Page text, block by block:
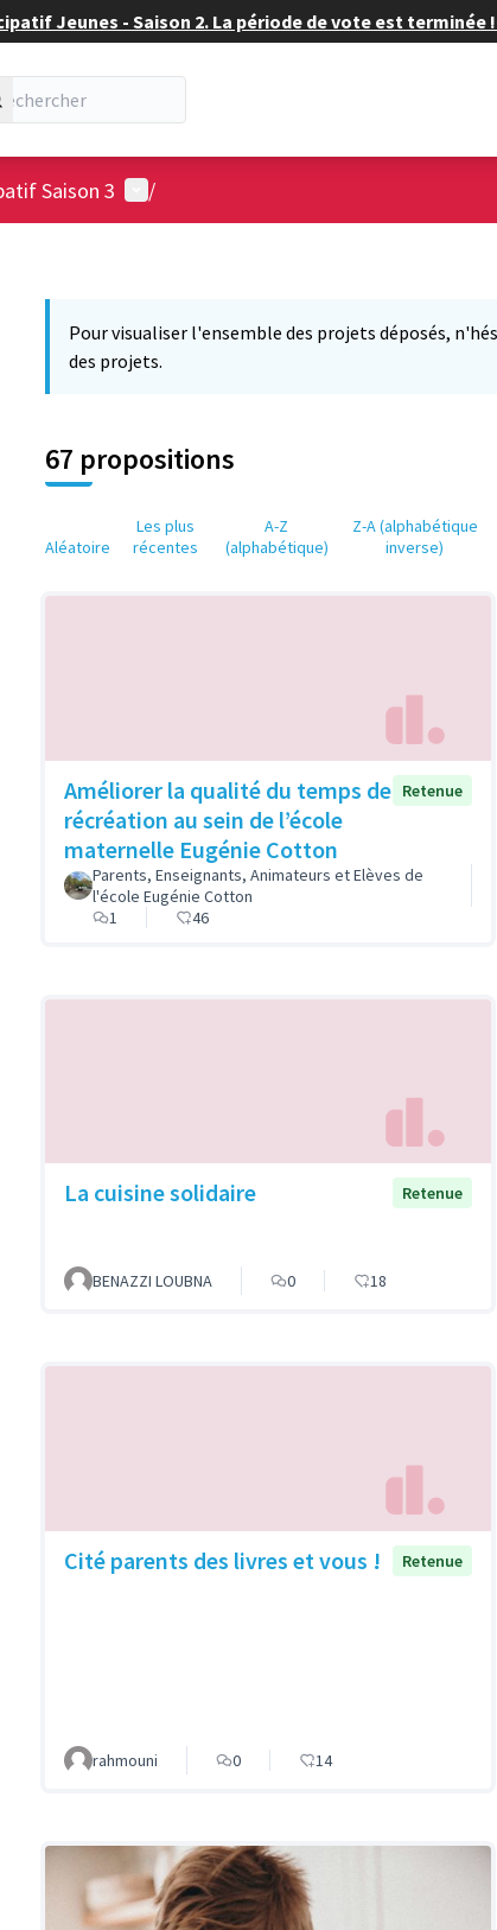
Jeunes - Saison 2. La période de vote est terminée !
Saison 3 Menu utilisateur
/
Pour visualiser l'ensemble des projets déposés,
des projets.
67 propositions
Aléatoire
Les plus
récentes
A-Z
(alphabétique)
Z-A (alphabétique
inverse)
Améliorer la qualité du temps de
récréation au sein de l’école
maternelle Eugénie Cotton
Retenue
Parents, Enseignants, Animateurs et Elèves de
l'école Eugénie Cotton
1
46
La cuisine solidaire Retenue
BENAZZI LOUBNA 0 18
Cité parents des livres et vous ! Retenue
rahmouni 0 14